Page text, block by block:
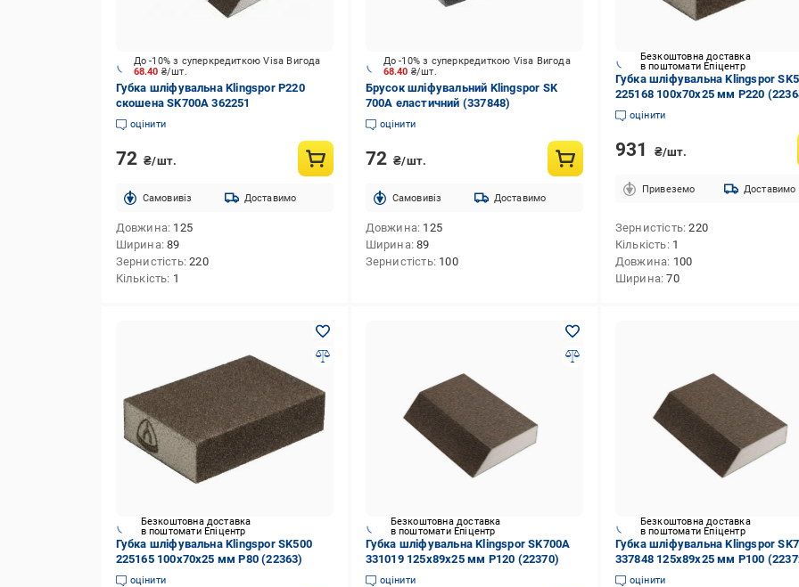
68.40 ₴/шт.
До -10% з суперкредиткою Visa Вигода
Губка шліфувальна Klingspor P220
скошена SK700A 362251
оцінити
72 ₴/шт.
Cамовивіз Доставимо
Довжина 125
Ширина 89
Зернистість 220
Кількість 1
68.40 ₴/шт.
До -10% з суперкредиткою Visa Вигода
Брусок шліфувальний Klingspor SK
700A еластичний (337848)
оцінити
72 ₴/шт.
Cамовивіз Доставимо
Довжина 125
Ширина 89
Зернистість 100
Безкоштовна доставка
в поштомати Епіцентр
Губка шліфувальна Klingspor
225168 100х70х25 мм P220
оцінити
931 ₴/шт.
Привеземо Доставимо
Зернистість 220
Кількість 1
Довжина 100
Ширина 70
Безкоштовна доставка
в поштомати Епіцентр
Губка шліфувальна Klingspor SK500
225165 100х70х25 мм P80 (22363)
оцінити
Безкоштовна доставка
в поштомати Епіцентр
Губка шліфувальна Klingspor SK700A
331019 125х89х25 мм P120 (22370)
оцінити
Безкоштовна доставка
в поштомати Епіцентр
Губка шліфувальна Klingspor
337848 125х89х25 мм P100
оцінити